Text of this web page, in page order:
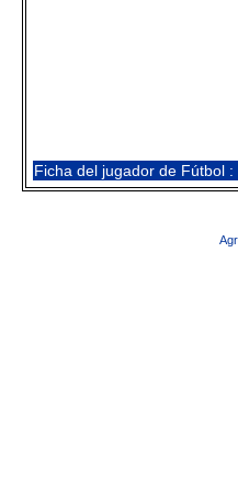
Ficha del jugador de Fútbol